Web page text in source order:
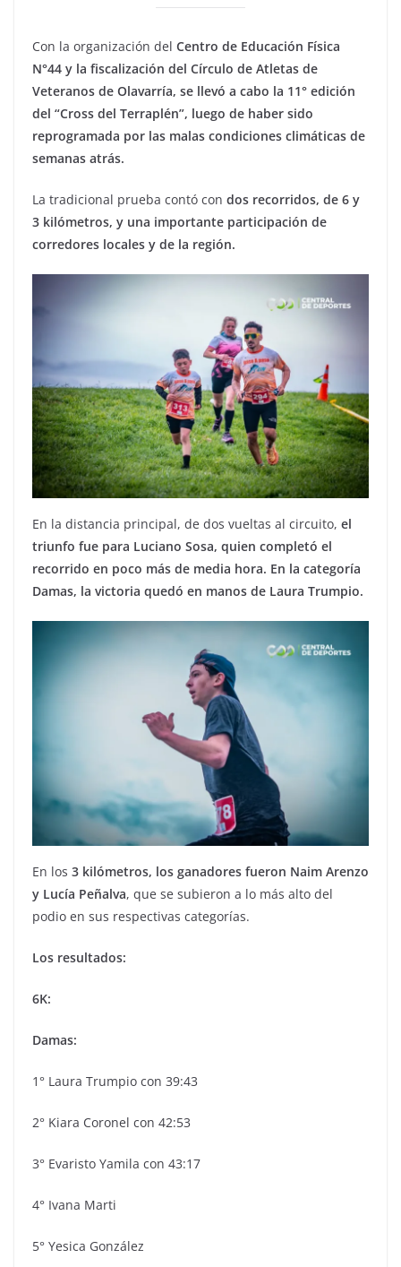
Con la organización del Centro de Educación Física
N°44 y la fiscalización del Círculo de Atletas de
Veteranos de Olavarría, se llevó a cabo la 11° edición
del “Cross del Terraplén”, luego de haber sido
reprogramada por las malas condiciones climáticas de
semanas atrás.
La tradicional prueba contó con dos recorridos, de 6 y
3 kilómetros, y una importante participación de
corredores locales y de la región.
En la distancia principal, de dos vueltas al circuito, el
triunfo fue para Luciano Sosa, quien completó el
recorrido en poco más de media hora. En la categoría
Damas, la victoria quedó en manos de Laura Trumpio.
En los 3 kilómetros, los ganadores fueron Naim Arenzo
y Lucía Peñalva, que se subieron a lo más alto del
podio en sus respectivas categorías.
Los resultados:
6K:
Damas:
1° Laura Trumpio con 39:43
2° Kiara Coronel con 42:53
3° Evaristo Yamila con 43:17
4° Ivana Marti
5° Yesica González